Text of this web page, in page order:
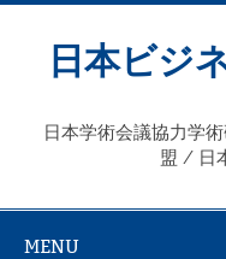
Skip
content日本ビジ
日本学術会議協力学
盟 / 日
MENU